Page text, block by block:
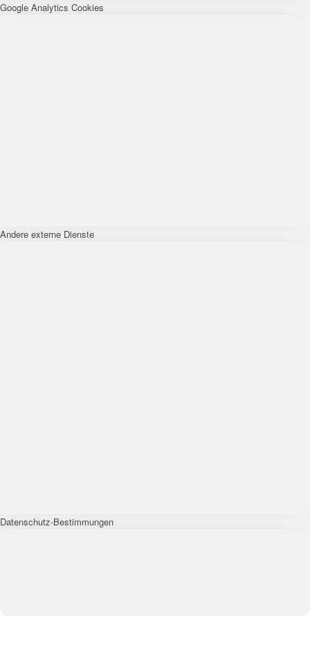
Google Analytics Cookies
Andere externe Dienste
Datenschutz-Bestimmungen